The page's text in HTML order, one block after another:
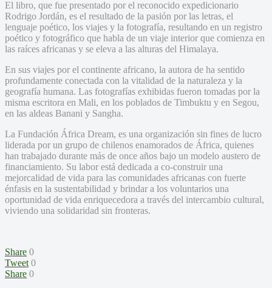
El libro, que fue presentado por el reconocido expedicionario
Rodrigo Jordán, es el resultado de la pasión por las letras, el
lenguaje poético, los viajes y la fotografía, resultando en un registro
poético y fotográfico que habla de un viaje interior que comienza en
las raíces africanas y se eleva a las alturas del Himalaya.
En sus viajes por el continente africano, la autora de ha sentido
profundamente conectada con la vitalidad de la naturaleza y la
geografía humana. Las fotografías exhibidas fueron tomadas por la
misma escritora en Mali, en los poblados de Timbuktu y en Segou,
en las aldeas Banani y Sangha.
La Fundación África Dream, es una organización sin fines de lucro
liderada por un grupo de chilenos enamorados de África, quienes
han trabajado durante más de once años bajo un modelo austero de
financiamiento. Su labor está dedicada a co-construir una
mejorcalidad de vida para las comunidades africanas con fuerte
énfasis en la sustentabilidad y brindar a los voluntarios una
oportunidad de vida enriquecedora a través del intercambio cultural,
viviendo una solidaridad sin fronteras.
Share 0
Tweet 0
Share 0